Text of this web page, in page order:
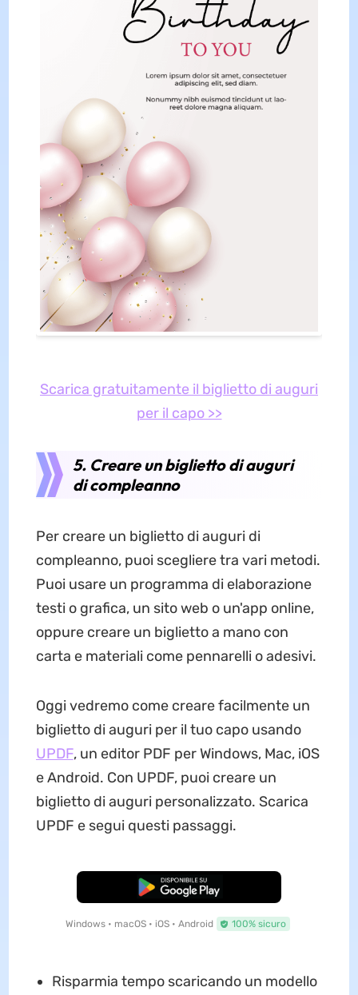
Scarica gratuitamente il biglietto di auguri
per il capo >>
5. Creare un biglietto di auguri
di compleanno
Per creare un biglietto di auguri di
compleanno, puoi scegliere tra vari metodi.
Puoi usare un programma di elaborazione
testi o grafica, un sito web o un'app online,
oppure creare un biglietto a mano con
carta e materiali come pennarelli o adesivi.
Oggi vedremo come creare facilmente un
biglietto di auguri per il tuo capo usando
UPDF, un editor PDF per Windows, Mac, iOS
e Android. Con UPDF, puoi creare un
biglietto di auguri personalizzato. Scarica
UPDF e segui questi passaggi.
Download Gratis
Windows • macOS • iOS • Android 100% sicuro
Risparmia tempo scaricando un modello